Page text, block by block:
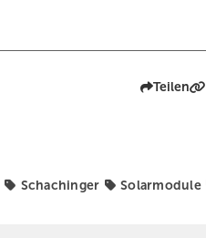
Teilen
Schachinger Solarmodule